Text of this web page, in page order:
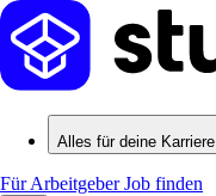
Alles für deine Karriere
Für ArbeitgeberJob finden